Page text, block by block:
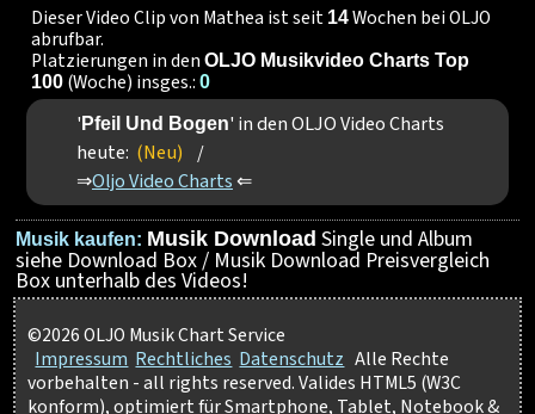
Dieser Video Clip von Mathea ist seit 14Wochen bei OLJO
abrufbar.
Platzierungen in denOLJO Musikvideo Charts Top
100 (Woche) insges.:0
'Pfeil Und Bogen' in den OLJO Video Charts
heute: (Neu)
/
⇒Oljo Video Charts ⇐
Musik kaufen: Musik Download Single und Album
siehe Download Box / Musik Download Preisvergleich
Box unterhalb des Videos!
©2026 OLJO Musik Chart Service
Impressum Rechtliches Datenschutz Alle Rechte
vorbehalten - all rights reserved. Valides HTML5 (W3C
konform), optimiert für Smartphone, Tablet, Notebook &